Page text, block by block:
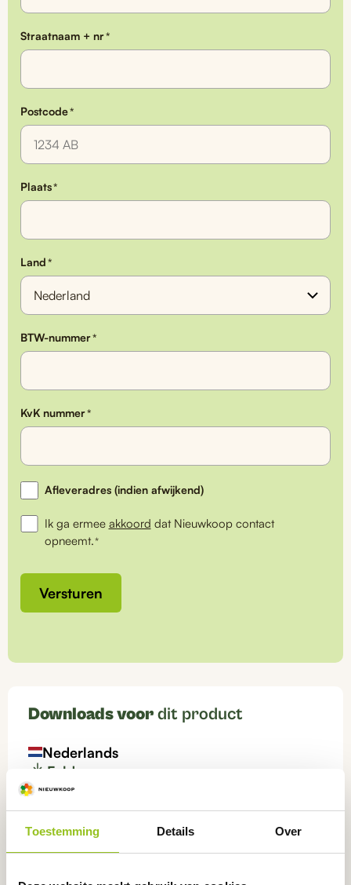
Toestemming Details Over
Straatnaam + nr*
Postcode*
Plaats*
Land*
BTW-nummer*
KvK nummer*
Afwijkend
afleveradres
Afleveradres (indien afwijkend)
Ik ga ermee akkoord dat Nieuwkoop contact
opneemt.*
Versturen
Downloads voor dit product
Nederlands
Folder
English
Leaflet